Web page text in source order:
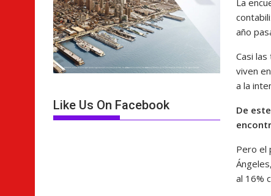
La
año
Casi
viven
a la
De
Pero el
al 16%
Like Us On Facebook